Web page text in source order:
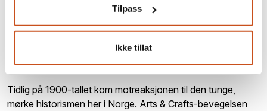
Tilpass
Ikke tillat
Foto: Tor Harald Frøyset
Håndarbeid og husflid
Tidlig på 1900-tallet kom motreaksjonen til den tunge,
mørke historismen her i Norge. Arts & Crafts-bevegelsen